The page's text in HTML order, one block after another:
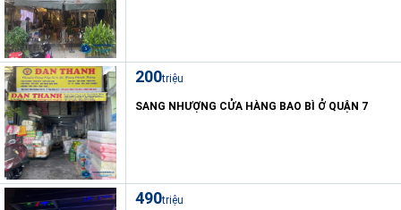
200triệu
SANG NHƯỢNG CỬA HÀNG BAO BÌ Ở QUẬN 7
490triệu